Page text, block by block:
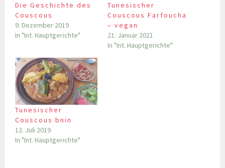
Die Geschichte des
Couscous
9. Dezember 2019
In "Int. Hauptgerichte"
Tunesischer
Couscous Farfoucha
– vegan
21. Januar 2021
In "Int. Hauptgerichte"
Tunesischer
Couscous bnin
12. Juli 2019
In "Int. Hauptgerichte"